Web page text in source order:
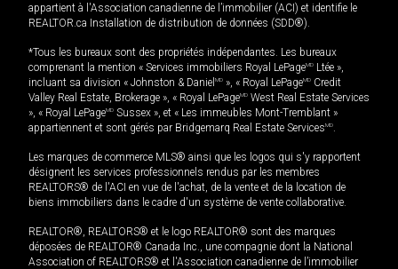
appartient à l'Association canadienne de l’immobilier (ACI) et identifie le
REALTOR.ca Installation de distribution de données (SDD®).
*Tous les bureaux sont des propriétés indépendantes. Les bureaux
comprenant la mention « Services immobiliers Royal LePageMD Ltée »,
incluant sa division « Johnston & Daniel MD », « Royal LePageMD Credit
Valley Real Estate, Brokerage », « Royal LePageMD West Real Estate Services
», « Royal LePageMD Sussex », et « Les immeubles Mont-Tremblant »
appartiennent et sont gérés par Bridgemarq Real Estate ServicesMD
Les marques de commerce MLS® ainsi que les logos qui s'y rapportent
désignent les services professionnels rendus par les membres
REALTORS® de l'ACI en vue de l'achat, de la vente et de la location de
biens immobiliers dans le cadre d'un système de vente collaborative.
REALTOR®, REALTORS® et le logo REALTOR® sont des marques
déposées de REALTOR® Canada Inc., une compagnie dont la National
Association of REALTORS® et l'Association canadienne de l’immobilier